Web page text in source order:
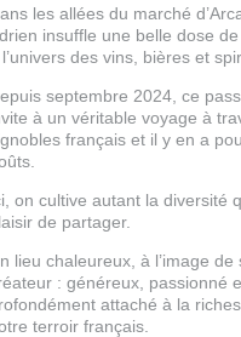
les allées du marché
insuffle une belle dose
des vins, bières et
septembre 2024, ce
à un véritable voyage à
français et il y en a
on cultive autant la diversité
de partager.
lieu chaleureux, à l’image de
: généreux, passionné
attaché à la
terroir français.